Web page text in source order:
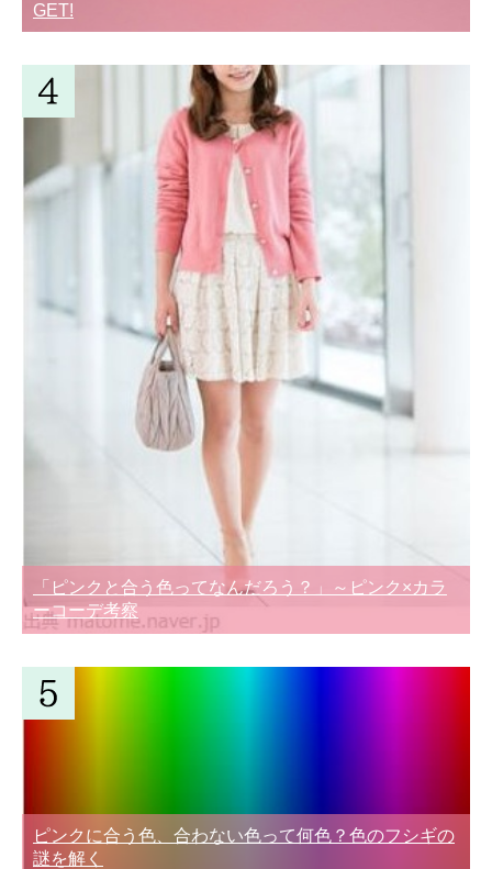
GET!
「ピンクと合う色ってなんだろう？」～ピンク×カラ
ーコーデ考察
ピンクに合う色、合わない色って何色？色のフシギの
謎を解く